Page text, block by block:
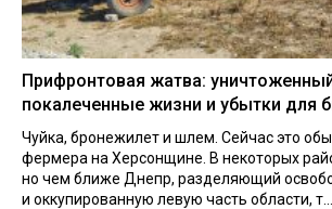
Прифронтовая жатва:
покалеченные жизни и убытки для
Чуйка, бронежилет и шлем. Сейчас это
фермера на Херсонщине. В некоторых
но чем ближе Днепр, разделяющий
и оккупированную левую часть области, т...